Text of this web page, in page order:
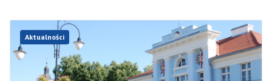
Aktualności